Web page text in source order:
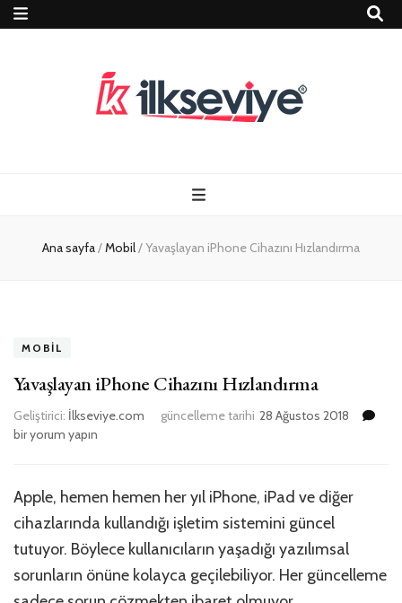
ve Travel – Tur
Rehberi
Ana sayfa/Mobil/Yavaşlayan iPhone Cihazını Hızlandırma
MOBIL
Yavaşlayan iPhone Cihazını Hızlandırma
Geliştirici: İlkseviye.com güncelleme tarihi 28 Ağustos 2018
bir yorum yapın
Apple, hemen hemen her yıl iPhone, iPad ve diğer
cihazlarında kullandığı işletim sistemini güncel
tutuyor. Böylece kullanıcıların yaşadığı yazılımsal
sorunların önüne kolayca geçilebiliyor. Her güncelleme